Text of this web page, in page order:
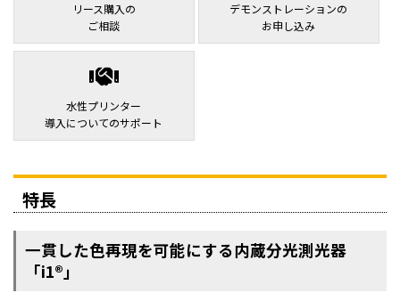
リース購入の
ご相談
デモンストレーションの
お申し込み
水性プリンター
導入についてのサポート
特長
一貫した色再現を可能にする内蔵分光測光器
「i1®」